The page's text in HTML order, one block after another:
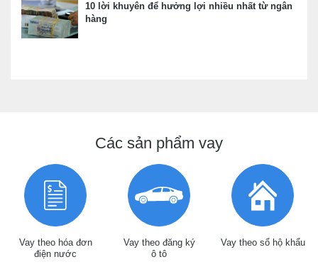
10 lời khuyên để hưởng lợi nhiều nhất từ ngân
hàng
Các sản phẩm vay
Vay theo hóa đơn
điện nước
Vay theo đăng ký
ô tô
Vay theo sổ hộ khẩu